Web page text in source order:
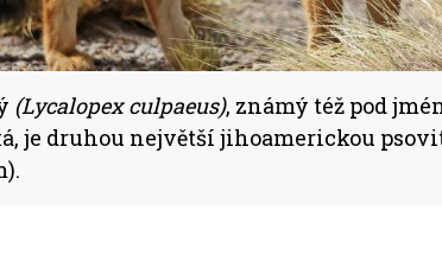
(Lycalopex culpaeus), známý též pod
je druhou největší jihoamerickou